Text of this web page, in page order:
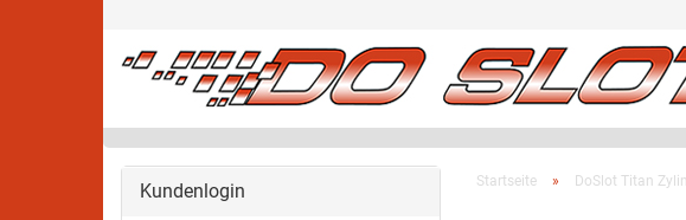
Startseite » DoSlot Titan
Kundenlogin